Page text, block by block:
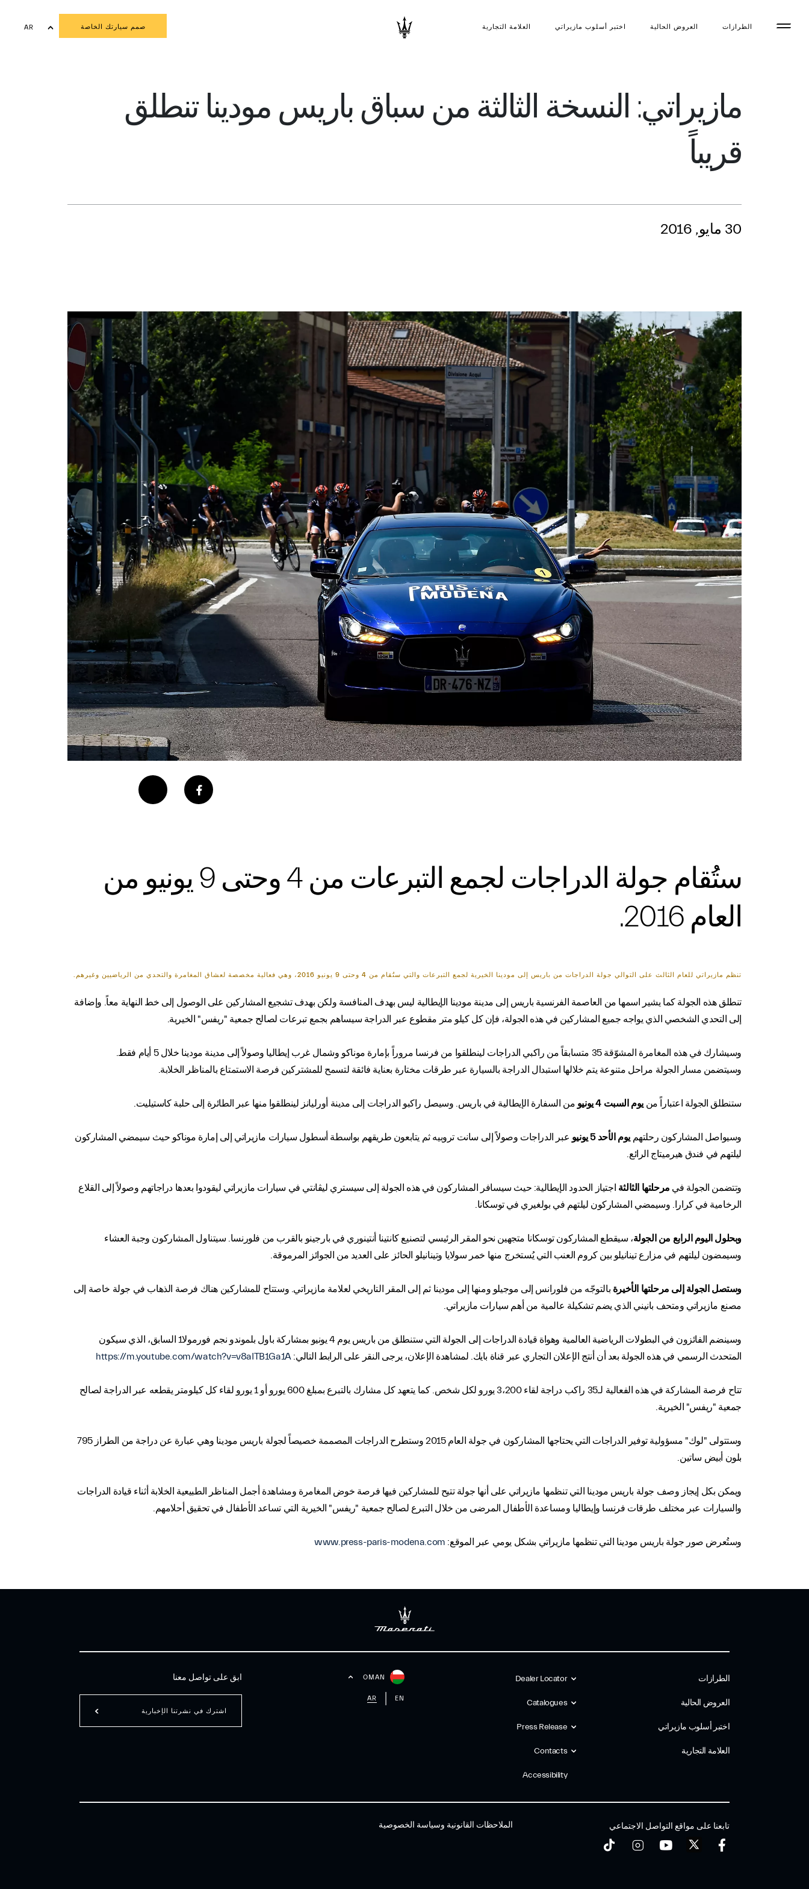
الطرازات العروض الحالية اختبر أسلوب مازیراتي العلامة التجارية صمم سيارتك الخاصة
AR
مازيراتي: النسخة الثالثة من سباق باريس مودينا تنطلق
قريباً
30 مايو, 2016
ستُقام جولة الدراجات لجمع التبرعات من 4 وحتى 9 يونيو من
العام 2016.
تنظم مازيراتي للعام الثالث على التوالي جولة الدراجات من باريس إلى مودينا الخيرية لجمع التبرعات والتي ستُقام من 4 وحتى 9 يونيو 2016، وهي فعالية مخصصة لعشاق المغامرة والتحدي من الرياضيين وغيرهم.
تنطلق هذه الجولة كما يشير اسمها من العاصمة الفرنسية باريس إلى مدينة مودينا الإيطالية ليس بهدف المنافسة ولكن بهدف تشجيع المشاركين على الوصول إلى خط النهاية معاً. وإضافة
إلى التحدي الشخصي الذي يواجه جميع المشاركين في هذه الجولة، فإن كل كيلو متر مقطوع عبر الدراجة سيساهم بجمع تبرعات لصالح جمعية "ريفس" الخيرية.
وسيشارك في هذه المغامرة المشوّقة 35 متسابقاً من راكبي الدراجات لينطلقوا من فرنسا مروراً بإمارة موناكو وشمال غرب إيطاليا وصولاً إلى مدينة مودينا خلال 5 أيام فقط.
وسيتضمن مسار الجولة مراحل متنوعة يتم خلالها استبدال الدراجة بالسيارة عبر طرقات مختارة بعناية فائقة لتسمح للمشتركين فرصة الاستمتاع بالمناظر الخلابة.
ستنطلق الجولة اعتباراً من يوم السبت 4 يونيو من السفارة الإيطالية في باريس. وسيصل راكبو الدراجات إلى مدينة أورليانز لينطلقوا منها عبر الطائرة إلى حلبة كاستيليت.
وسيواصل المشاركون رحلتهم يوم الأحد 5 يونيو
عبر الدراجات وصولاً إلى سانت تروبيه ثم يتابعون طريقهم بواسطة أسطول سيارات مازيراتي إلى إمارة موناكو حيث سيمضي المشاركون
ليلتهم في فندق هيرميتاج الرائع.
وتتضمن الجولة في مرحلتها الثالثة اجتياز الحدود الإيطالية: حيث سيسافر المشاركون في هذه الجولة إلى سيستري ليڤانتي في سيارات مازيراتي ليقودوا بعدها دراجاتهم وصولاً إلى القلاع
الرخامية في كرارا. وسيمضي المشاركون ليلتهم في بولغيري في توسكانا.
وبحلول اليوم الرابع من الجولة، سيقطع المشاركون توسكانا متجهين نحو المقر الرئيسي لتصنيع كانتينا أنتينوري في بارجينو بالقرب من فلورنسا. سيتناول المشاركون وجبة العشاء
وسيمضون ليلتهم في مزارع تينانيلو بين كروم العنب التي يُستخرج منها خمر سولايا وتينانيلو الحائز على العديد من الجوائز المرموقة.
وستصل الجولة إلى مرحلتها الأخيرة بالتوجّه من فلورانس إلى موجيلو ومنها إلى مودينا ثم إلى المقر التاريخي لعلامة مازيراتي. وستتاح للمشاركين هناك فرصة الذهاب في جولة خاصة إلى
مصنع مازيراتي ومتحف بانيني الذي يضم تشكيلة عالمية من أهم سيارات مازيراتي.
وسينضم الفائزون في البطولات الرياضية العالمية وهواة قيادة الدراجات إلى الجولة التي ستنطلق من باريس يوم 4 يونيو بمشاركة باول بلموندو نجم فورمولا1 السابق، الذي سيكون
المتحدث الرسمي في هذه الجولة بعد أن أنتج الإعلان التجاري عبر قناة بايك. لمشاهدة الإعلان، يرجى النقر على الرابط التالي:https://m.youtube.com/watch?v=v8aITB1Ga1A
تتاح فرصة المشاركة في هذه الفعالية لـ35 راكب دراجة لقاء 3،200 يورو لكل شخص. كما يتعهد كل مشارك بالتبرع بمبلغ 600 يورو أو 1 يورو لقاء كل كيلومتر يقطعه عبر الدراجة لصالح
جمعية "ريفس" الخيرية.
وستتولى "لوك" مسؤولية توفير الدراجات التي يحتاجها المشاركون في جولة العام 2015 وستطرح الدراجات المصممة خصيصاً لجولة باريس مودينا وهي عبارة عن دراجة من الطراز 795
بلون أبيض ساتين.
ويمكن بكل إيجاز وصف جولة باريس مودينا التي تنظمها مازيراتي على أنها جولة تتيح للمشاركين فيها فرصة خوض المغامرة ومشاهدة أجمل المناظر الطبيعية الخلابة أثناء قيادة الدراجات
والسيارات عبر مختلف طرقات فرنسا وإيطاليا ومساعدة الأطفال المرضى من خلال التبرع لصالح جمعية "ريفس" الخيرية التي تساعد الأطفال في تحقيق أحلامهم.
وستُعرض صور جولة باريس مودينا التي تنظمها مازيراتي بشكل يومي عبر الموقع: www.press-paris-modena.com
الطرازات
العروض الحالية
اختبر أسلوب مازیراتي
العلامة التجارية
Dealer Locator
Catalogues
Press Release
Contacts
Accessibility
OMAN
EN
AR
ابق على تواصل معنا
اشترك في نشرتنا الإخبارية
تابعنا على مواقع التواصل الاجتماعي الملاحظات القانونية وسياسة الخصوصية